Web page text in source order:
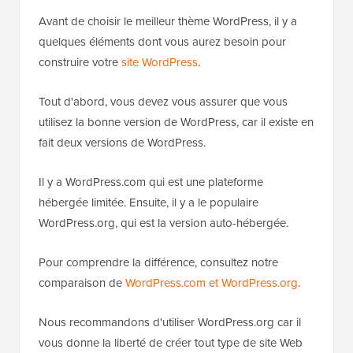
Avant de choisir le meilleur thème WordPress, il y a
quelques éléments dont vous aurez besoin pour
construire votresite WordPress.
Tout d'abord, vous devez vous assurer que vous
utilisez la bonne version de WordPress, car il existe en
fait deux versions de WordPress.
Il y a WordPress.com qui est une plateforme
hébergée limitée. Ensuite, il y a le populaire
WordPress.org, qui est la version auto-hébergée.
Pour comprendre la différence, consultez notre
comparaison deWordPress.com et WordPress.org.
Nous recommandons d'utiliser WordPress.org car il
vous donne la liberté de créer tout type de site Web